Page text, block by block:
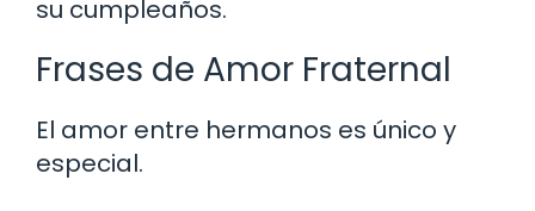
su cumpleaños.
Frases de Amor Fraternal
El amor entre hermanos es único y
especial.